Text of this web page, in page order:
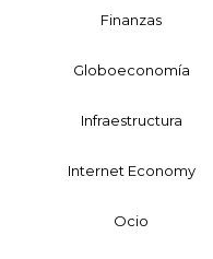
Finanzas
Globoeconomía
Infraestructura
Internet Economy
Ocio